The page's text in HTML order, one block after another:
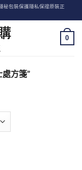
秘包裝保護隱私保證原裝正
0
處方箋”